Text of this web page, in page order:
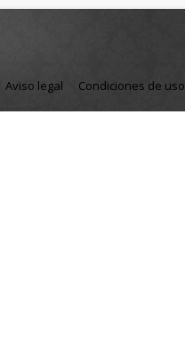
Aviso legal Condiciones de uso